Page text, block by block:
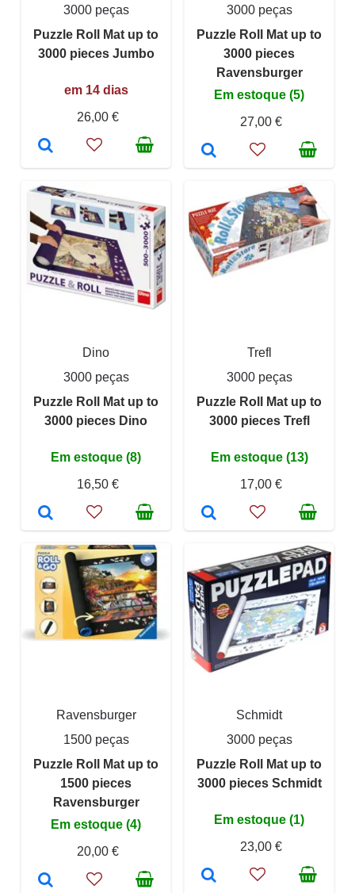
3000 peças
Puzzle Roll Mat up to
3000 pieces Jumbo
em 14 dias
26,00 €
3000 peças
Puzzle Roll Mat up to
3000 pieces
Ravensburger
Em estoque (5)
27,00 €
Dino
3000 peças
Puzzle Roll Mat up to
3000 pieces Dino
Em estoque (8)
16,50 €
Trefl
3000 peças
Puzzle Roll Mat up to
3000 pieces Trefl
Em estoque (13)
17,00 €
Ravensburger
1500 peças
Puzzle Roll Mat up to
1500 pieces
Ravensburger
Em estoque (4)
20,00 €
Schmidt
3000 peças
Puzzle Roll Mat up to
3000 pieces Schmidt
Em estoque (1)
23,00 €